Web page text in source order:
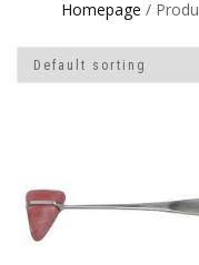
Homepage /